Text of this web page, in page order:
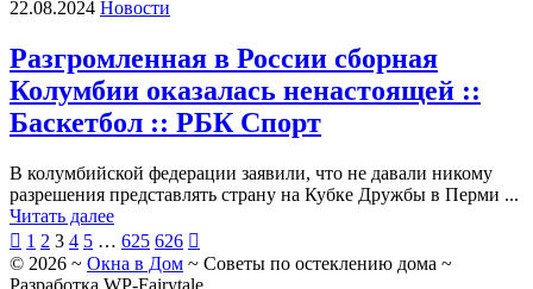
22.08.2024 Новости
Разгромленная в России сборная
Колумбии оказалась ненастоящей ::
Баскетбол :: РБК Спорт
В колумбийской федерации заявили, что не давали никому
разрешения представлять страну на Кубке Дружбы в Перми ...
Читать далее
Пагинация
записей
 1 2 3 4 5 … 625 626 
© 2026 ~ Окна в Дом ~ Советы по остеклению дома ~
Разработка WP-Fairytale